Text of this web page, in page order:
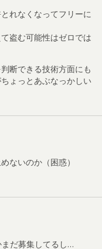
れなくなってフリーに
盗む可能性はゼロでは
断できる技術方面にも
ょっとあぶなっかしい
ないのか（困惑）
だ募集してるし…